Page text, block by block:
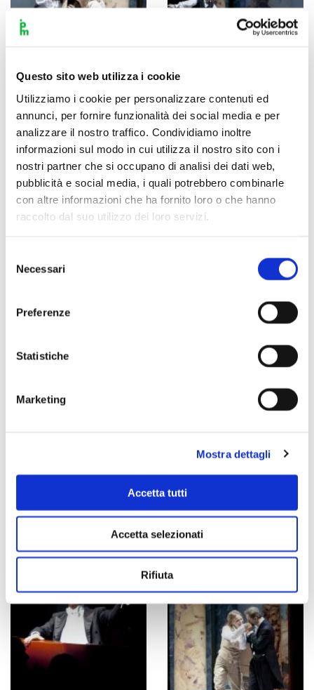
Questo sito web utilizza i cookie
Utilizziamo i cookie per personalizzare contenuti ed
annunci, per fornire funzionalità dei social media e per
analizzare il nostro traffico. Condividiamo inoltre
informazioni sul modo in cui utilizza il nostro sito con i
nostri partner che si occupano di analisi dei dati web,
pubblicità e social media, i quali potrebbero combinarle
con altre informazioni che ha fornito loro o che hanno
raccolto dal suo utilizzo dei loro servizi.
delNecessari
Preferenze
Statistiche
Marketing
Mostra dettagli
Accetta tutti
Accetta selezionati
Rifiuta